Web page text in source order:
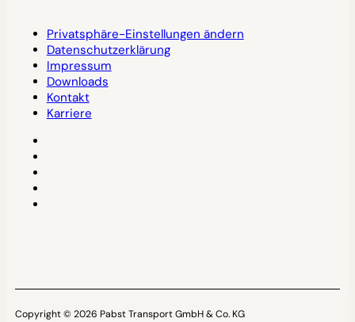
Privatsphäre-Einstellungen ändern
Datenschutzerklärung
Impressum
Downloads
Kontakt
Karriere
Copyright © 2026 Pabst Transport GmbH & Co. KG